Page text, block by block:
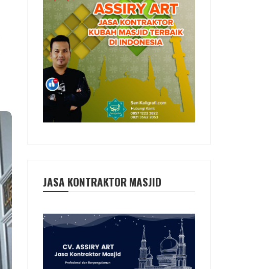
JASA KONTRAKTOR MASJID